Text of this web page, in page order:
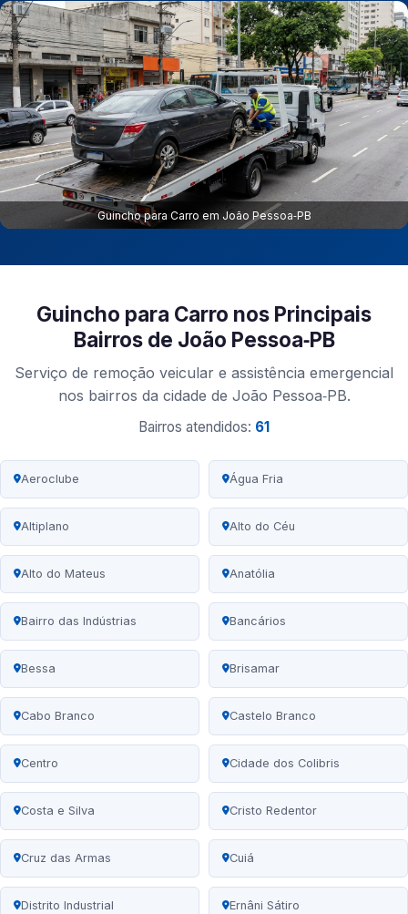
Guincho para Carro em João Pessoa‑PB
Guincho para Carro nos Principais
Bairros de João Pessoa‑PB
Serviço de remoção veicular e assistência emergencial
nos bairros da cidade de João Pessoa‑PB.
Bairros atendidos: 61
Aeroclube Água Fria
Altiplano Alto do Céu
Alto do Mateus Anatólia
Bairro das Indústrias Bancários
Bessa Brisamar
Cabo Branco Castelo Branco
Centro Cidade dos Colibris
Costa e Silva Cristo Redentor
Cruz das Armas Cuiá
Distrito Industrial Ernâni Sátiro